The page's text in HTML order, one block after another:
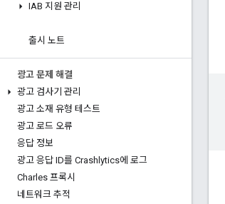
IAB 지원 관리
출시 노트
광고 문제 해결
광고 검사기 관리
광고 소재 유형 테스트
광고 로드 오류
응답 정보
광고 응답 ID를 Crashlytics에 로그
Charles 프록시
네트워크 추적